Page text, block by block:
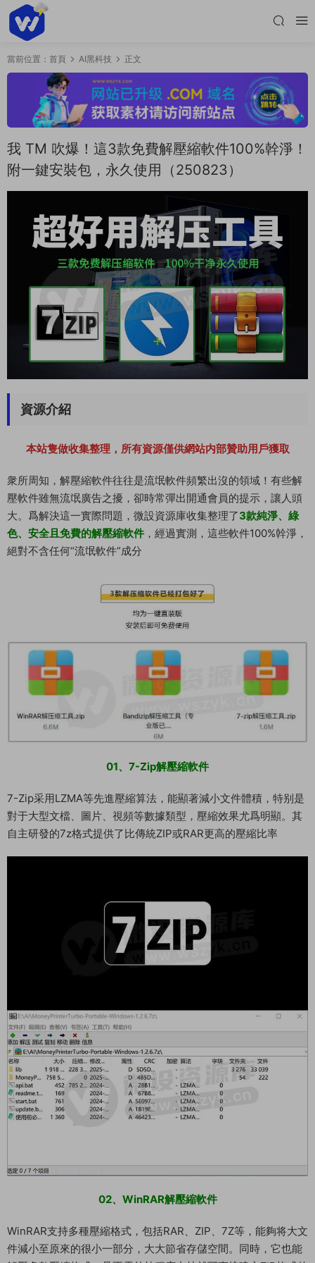
當前位置： 首頁 AI黑科技 正文
我 TM 吹爆！這3款免費解壓縮軟件100%幹淨！
附一鍵安裝包，永久使用（250823）
資源介紹
本站隻做收集整理，所有資源僅供網站内部贊助用戶獲取
衆所周知，解壓縮軟件往往是流氓軟件頻繁出沒的領域！有些解
壓軟件雖無流氓廣告之擾，卻時常彈出開通會員的提示，讓人頭
大。爲解決這一實際問題，微設資源庫收集整理了3款純淨、綠
色、安全且免費的解壓縮軟件 ，經過實測，這些軟件100%幹淨，
絕對不含任何“流氓軟件”成分
01、7-Zip解壓縮軟件
7-Zip采用LZMA等先進壓縮算法，能顯著減小文件體積，特别是
對于大型文檔、圖片、視頻等數據類型，壓縮效果尤爲明顯。其
自主研發的7z格式提供了比傳統ZIP或RAR更高的壓縮比率
02、WinRAR解壓縮軟件
WinRAR支持多種壓縮格式，包括RAR、ZIP、7Z等，能夠将大文
件減小至原來的很小一部分，大大節省存儲空間。同時，它也能